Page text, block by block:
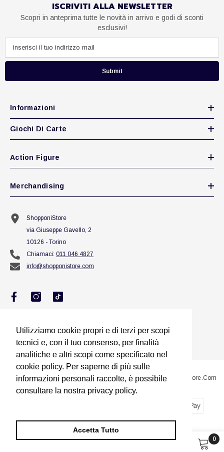
Utilizziamo cookie propri e di terzi per scopi
tecnici e, con il tuo consenso, per finalità
analitiche e altri scopi come specificato nel
cookie policy. Per saperne di più sulle
informazioni personali raccolte, è possibile
consultare la nostra privacy policy.
Accetta Tutto
Utilizziamo cookie propri e di terzi per scopi
tecnici e, con il tuo consenso, per finalità
analitiche e altri scopi come specificato nel
cookie policy. Per saperne di più sulle
informazioni personali raccolte, è possibile
consultare la nostra privacy policy.
Accetta Tutto
ISCRIVITI ALLA NEWSLETTER
Scopri in anteprima tutte le novità in arrivo e godi di sconti
esclusivi!
Submit
Informazioni
Giochi Di Carte
Action Figure
Merchandising
ShopponiStore
via Giuseppe Gavello, 2
10126 - Torino
Chiamaci: 011 046 4827
info@shopponistore.com
@2023 Sito Proprietà Di Squillario Jessica Titolare Di ShopponiStore.com
0